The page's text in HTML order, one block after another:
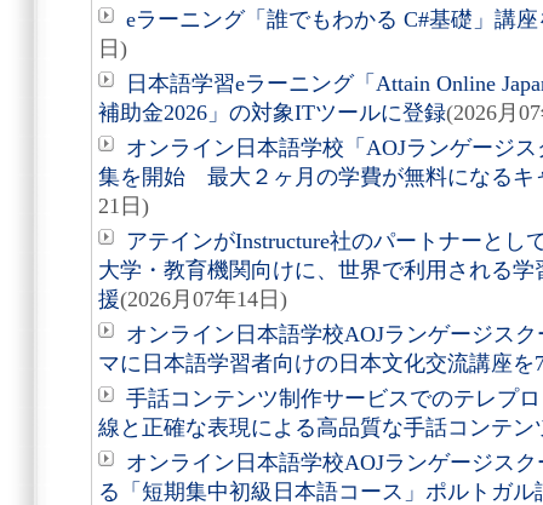
eラーニング「誰でもわかる C#基礎」講
日)
日本語学習eラーニング「Attain Online
補助金2026」の対象ITツールに登録(2026月
オンライン日本語学校「AOJランゲージ
集を開始 最大２ヶ月の学費が無料になるキ
21日)
アテインがInstructure社のパートナーとし
大学・教育機関向けに、世界で利用される
援(2026月07年14日)
オンライン日本語学校AOJランゲージス
マに日本語学習者向けの日本文化交流講座を
手話コンテンツ制作サービスでのテレプ
線と正確な表現による高品質な手話コンテン
オンライン日本語学校AOJランゲージス
る「短期集中初級日本語コース」ポルトガル